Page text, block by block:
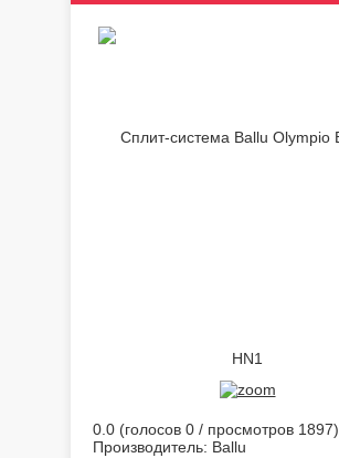
0.0 (голосов 0 / просмотров 1897)
Производитель: Ballu